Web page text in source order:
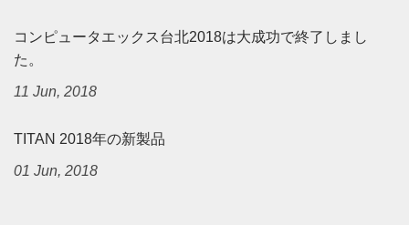
コンピュータエックス台北2018は大成功で終了しまし
た。
11 Jun, 2018
TITAN 2018年の新製品
01 Jun, 2018